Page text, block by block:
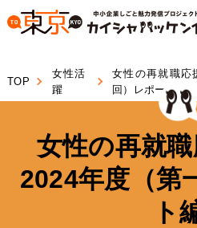
本
ス
TOP
女性活
躍
女性の再就職応
回）レポート編
女性の再就
2024年度（第
ト